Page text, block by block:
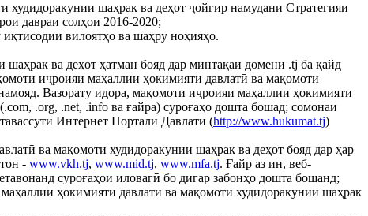
худидоракунии шаҳрак ва деҳот ҷойгир намудани Стратегияи
давраи солҳои 2016-2020;
вилоятҳо ва шаҳру ноҳияҳо.
ва деҳот ҳатман бояд дар минтақаи домени .tj ба қайд
иҷроияи маҳаллии ҳокимияти давлатӣ ва мақомоти
Вазорату идора, мақомоти иҷроияи маҳаллии ҳокимияти
.org, .net, .info ва ғайра) суроғаҳо дошта бошад; сомонаи
Интернет Портали Давлатӣ (http://www.hukumat.tj)
ва мақомоти худидоракунии шаҳрак ва деҳот бояд дар ҳар
- www.vkh.tj, www.mid.tj, www.mfa.tj. Ғайр аз ин, веб-
суроғаҳои иловагӣ бо дигар забонҳо дошта бошанд;
ҳокимияти давлатӣ ва мақомоти худидоракунии шаҳрак